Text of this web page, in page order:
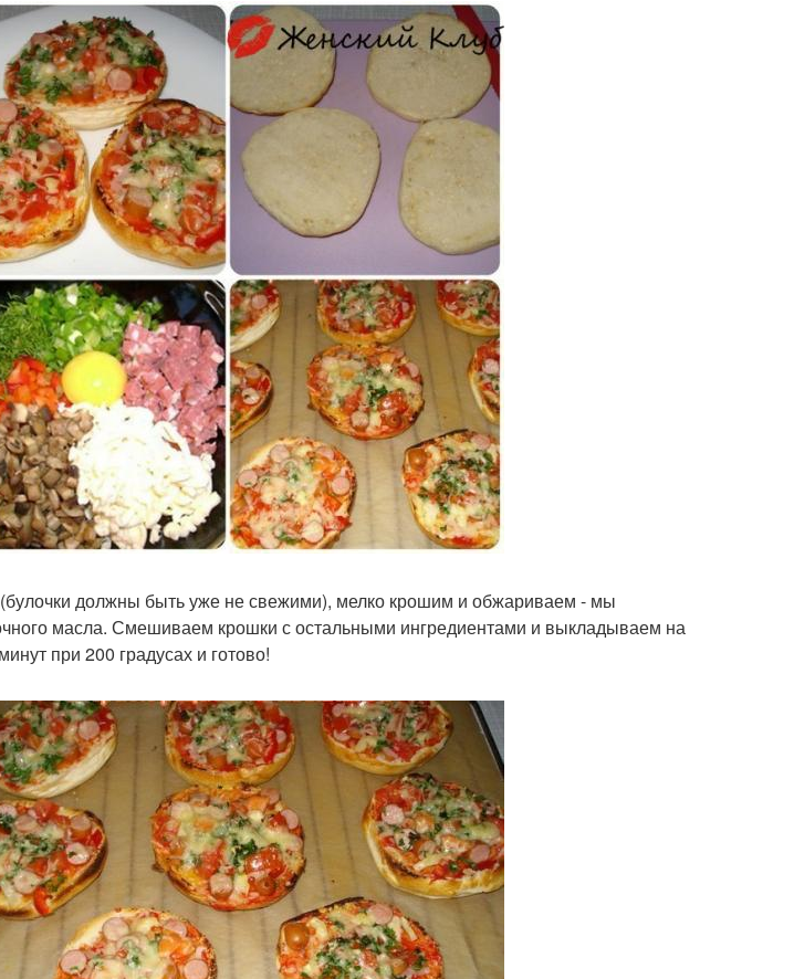
должны быть уже не свежими), мелко крошим и обжариваем - мы
масла. Смешиваем крошки с остальными ингредиентами и выкладываем на
при 200 градусах и готово!